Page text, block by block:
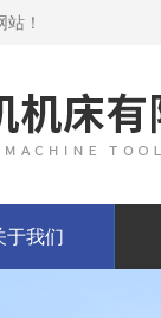
！
于我们